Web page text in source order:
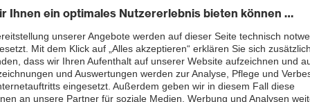
(Art. Nr.: 86937-9)